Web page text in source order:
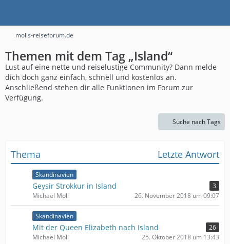
molls-reiseforum.de
Themen mit dem Tag „Island“
Lust auf eine nette und reiselustige Community? Dann melde
dich doch ganz einfach, schnell und kostenlos an.
Anschließend stehen dir alle Funktionen im Forum zur
Verfügung.
Suche nach Tags
Thema Letzte Antwort
Skandinavien
Geysir Strokkur in Island
3
Michael Moll
26. November 2018 um 09:07
Skandinavien
Mit der Queen Elizabeth nach Island
26
Michael Moll
25. Oktober 2018 um 13:43